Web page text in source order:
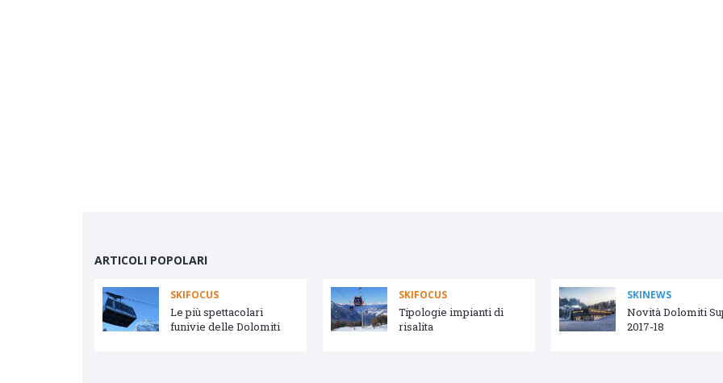
ARTICOLI POPOLARI
SKIFOCUS
Le più spettacolari
funivie delle Dolomiti
SKIFOCUS
Tipologie impianti di
risalita
SKINEWS
Novità Dolomiti
2017-18